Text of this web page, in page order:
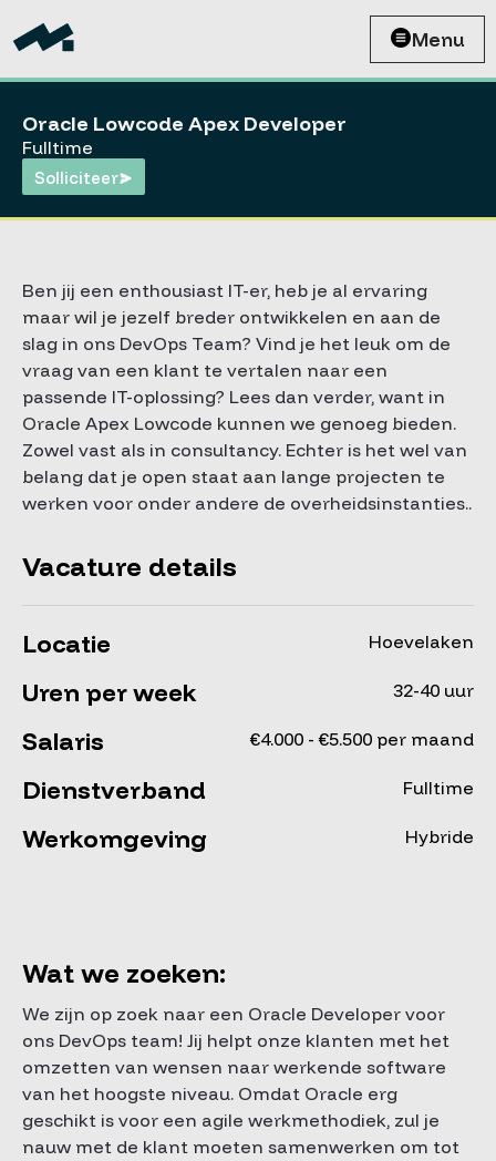
Menu
Oracle Lowcode Apex Developer
Fulltime
Solliciteer
Ben jij een enthousiast IT-er, heb je al ervaring
maar wil je jezelf breder ontwikkelen en aan de
slag in ons DevOps Team? Vind je het leuk om de
vraag van een klant te vertalen naar een
passende IT-oplossing? Lees dan verder, want in
Oracle Apex Lowcode kunnen we genoeg bieden.
Zowel vast als in consultancy. Echter is het wel van
belang dat je open staat aan lange projecten te
werken voor onder andere de overheidsinstanties..
Vacature details
Locatie Hoevelaken
Uren per week 32-40 uur
Salaris €4.000 - €5.500 per maand
Dienstverband Fulltime
Werkomgeving Hybride
Wat we zoeken:
We zijn op zoek naar een Oracle Developer voor
ons DevOps team! Jij helpt onze klanten met het
omzetten van wensen naar werkende software
van het hoogste niveau. Omdat Oracle erg
geschikt is voor een agile werkmethodiek, zul je
nauw met de klant moeten samenwerken om tot